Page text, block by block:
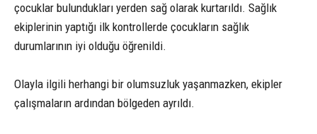
çocuklar bulundukları yerden sağ olarak kurtarıldı. Sağlık
ekiplerinin yaptığı ilk kontrollerde çocukların sağlık
durumlarının iyi olduğu öğrenildi.
Olayla ilgili herhangi bir olumsuzluk yaşanmazken, ekipler
çalışmaların ardından bölgeden ayrıldı.